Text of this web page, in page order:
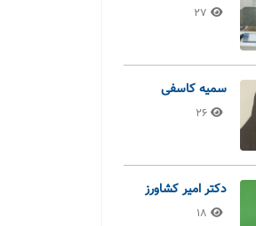
27
سمیه کاسفی
26
دکتر امیر کشاورز
18